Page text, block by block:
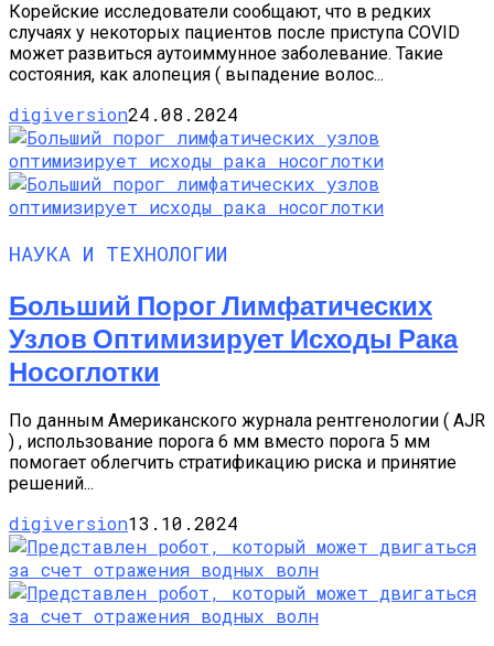
Корейские исследователи сообщают, что в редких
случаях у некоторых пациентов после приступа COVID
может развиться аутоиммунное заболевание. Такие
состояния, как алопеция ( выпадение волос...
digiversion24.08.2024
НАУКА И ТЕХНОЛОГИИ
Больший Порог Лимфатических
Узлов Оптимизирует Исходы Рака
Носоглотки
По данным Американского журнала рентгенологии ( AJR
) , использование порога 6 мм вместо порога 5 мм
помогает облегчить стратификацию риска и принятие
решений...
digiversion13.10.2024